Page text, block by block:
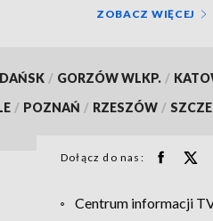
ZOBACZ WIĘCEJ
/ GORZÓW WLKP. /
/ POZNAŃ / RZESZÓW /
Dołącz do nas:
Centrum informacji